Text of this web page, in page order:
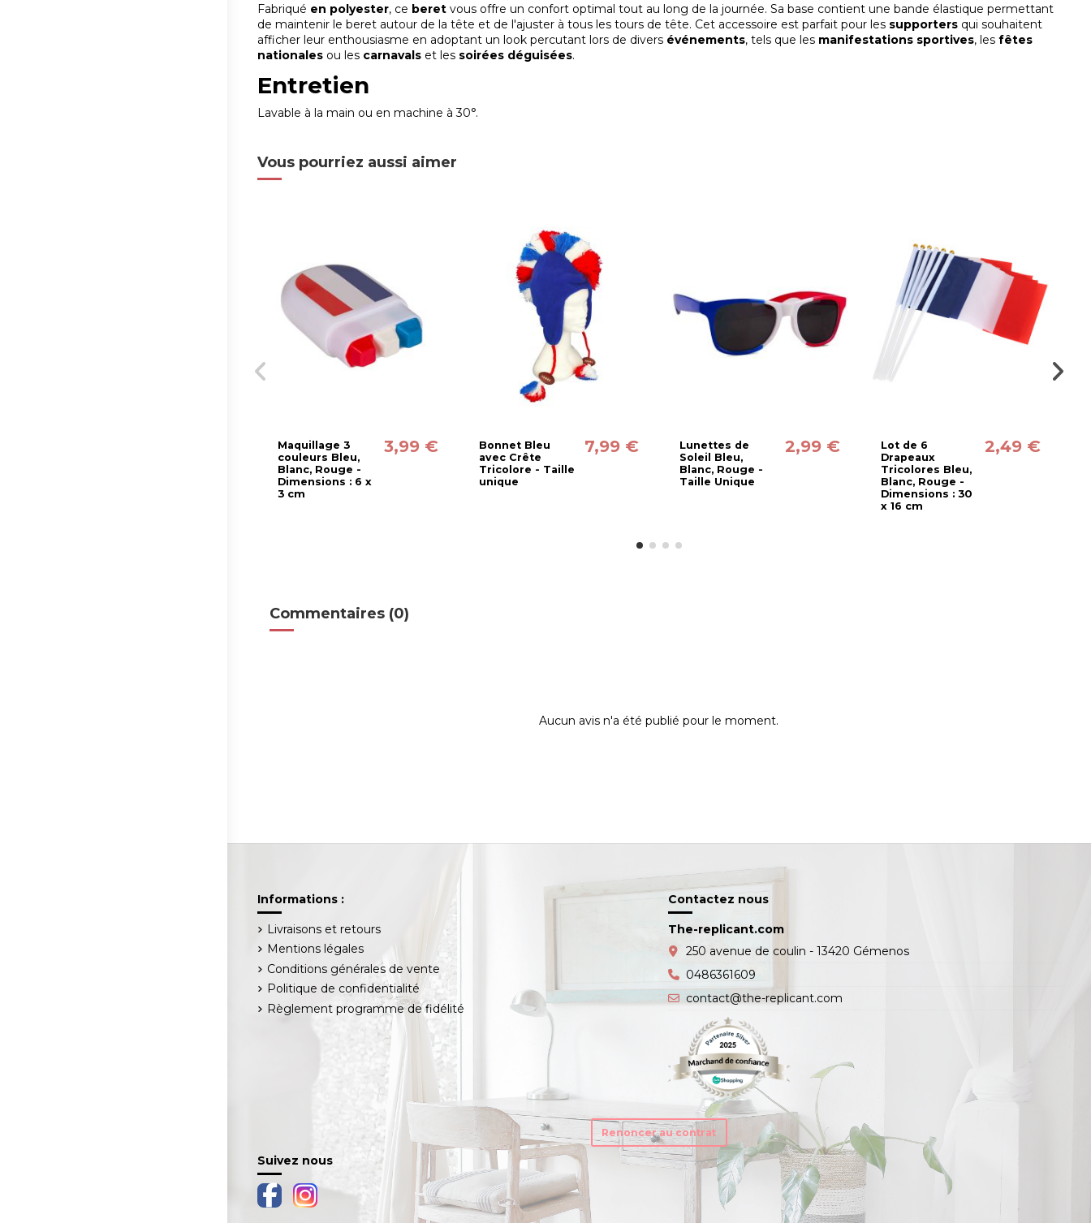
Fabriqué en polyester, ce beret vous offre un confort optimal tout au long de la journée. Sa base contient une bande élastique permettant
de maintenir le beret autour de la tête et de l'ajuster à tous les tours de tête. Cet accessoire est parfait pour les supporters qui souhaitent
afficher leur enthousiasme en adoptant un look percutant lors de divers événements, tels que les manifestations sportives, lesfêtes
nationales ou les carnavals et les soirées déguisées.
Entretien
Lavable à la main ou en machine à 30°.
Vous pourriez aussi aimer
Maquillage 3
couleurs Bleu,
Blanc, Rouge -
Dimensions : 6 x
3 cm
3,99 €
Bonnet Bleu
avec Crête
Tricolore - Taille
unique
7,99 €
Lunettes de
Soleil Bleu,
Blanc, Rouge -
Taille Unique
2,99 €
Lot de 6
Drapeaux
Tricolores Bleu,
Blanc, Rouge -
Dimensions : 30
x 16 cm
2,49 €
Commentaires (0)
Aucun avis n'a été publié pour le moment.
Informations :
Livraisons et retours
Mentions légales
Conditions générales de vente
Politique de confidentialité
Règlement programme de fidélité
Contactez nous
The-replicant.com
250 avenue de coulin - 13420 Gémenos
0486361609
contact@the-replicant.com
Renoncer au contrat
Suivez nous